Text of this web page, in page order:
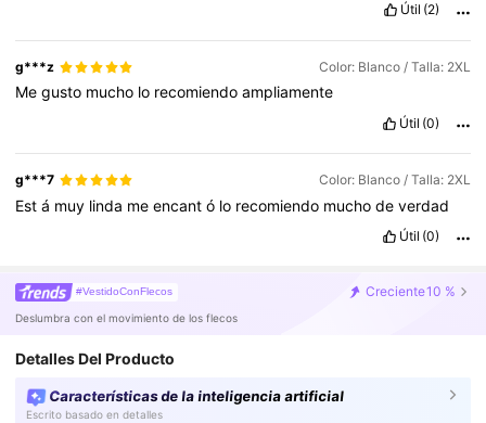
Útil (2)
g***z Color: Blanco / Talla: 2XL
Megusto mucho lo recomiendoampliamente
Útil (0)
g***7 Color: Blanco / Talla: 2XL
Está muy linda meencantó lo recomiendo muchodeverdad
Útil (0)
#VestidoConFlecos Creciente10 %
Deslumbra con el movimiento de los flecos
Detalles Del Producto
Características de la inteligencia artificial
Escrito basado en detalles